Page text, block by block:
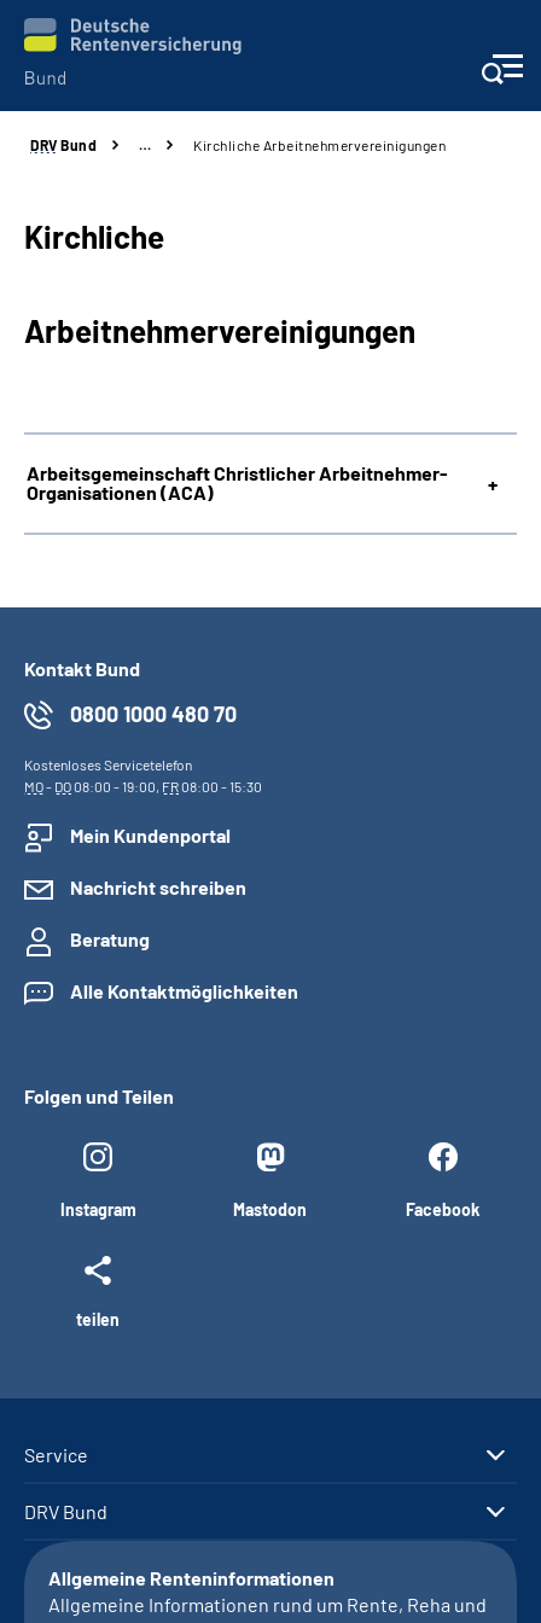
Beratung & Kontakt
Reha-Zentren
Über uns
Online-Services
Mein Kundenportal
DRV Bund … Kirchliche Arbeitnehmervereinigungen
Kirchliche
Arbeitnehmervereinigungen
Arbeitsgemeinschaft Christlicher Arbeitnehmer-
Organisationen (ACA)
Kontakt Bund
0800 1000 480 70
Kostenloses Servicetelefon
MO- DO08:00 - 19:00, FR08:00 - 15:30
Mein Kundenportal
Nachricht schreiben
Beratung
Alle Kontaktmöglichkeiten
Folgen und Teilen
Instagram Mastodon Facebook
teilen
Service
DRV Bund
Allgemeine Renteninformationen
Allgemeine Informationen rund um Rente, Reha und